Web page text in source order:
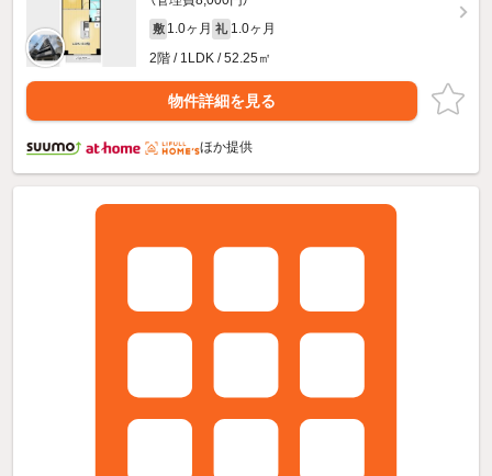
敷 1.0ヶ月 礼 1.0ヶ月
2階 / 1LDK / 52.25㎡
物件詳細を見る
ほか提供